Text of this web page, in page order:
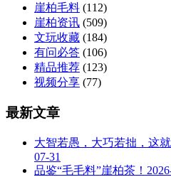
崖柏毛料 (112)
崖柏资讯 (509)
文玩收藏 (184)
有问必答 (106)
精品推荐 (123)
视频分享 (77)
最新文章
大智若愚，大巧若拙，这
07-31
品鉴“毛毛料”崖柏茶！